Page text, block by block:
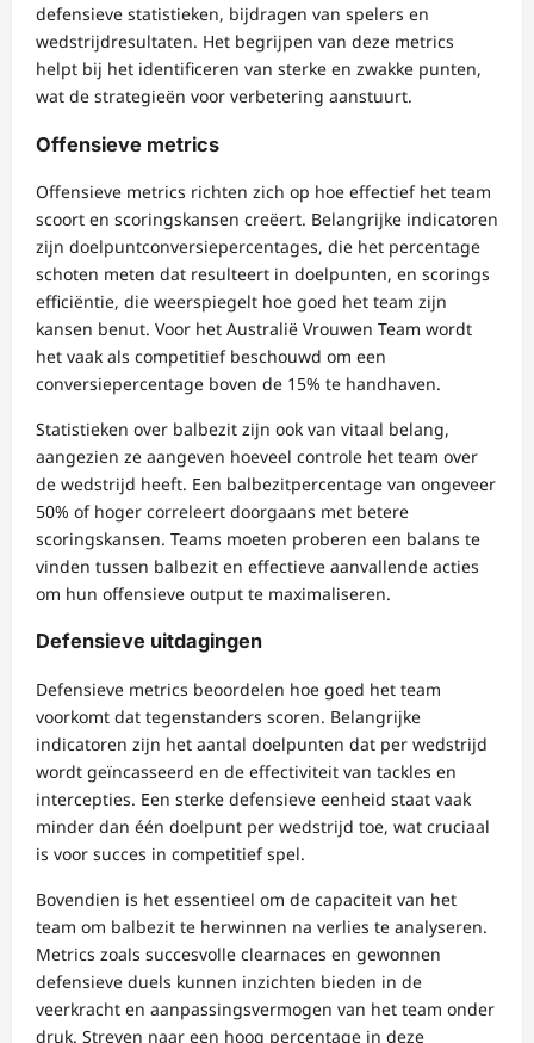
defensieve statistieken, bijdragen van spelers en
wedstrijdresultaten. Het begrijpen van deze metrics
helpt bij het identificeren van sterke en zwakke punten,
wat de strategieën voor verbetering aanstuurt.
Offensieve metrics
Offensieve metrics richten zich op hoe effectief het team
scoort en scoringskansen creëert. Belangrijke indicatoren
zijn doelpuntconversiepercentages, die het percentage
schoten meten dat resulteert in doelpunten, en scorings
efficiëntie, die weerspiegelt hoe goed het team zijn
kansen benut. Voor het Australië Vrouwen Team wordt
het vaak als competitief beschouwd om een
conversiepercentage boven de 15% te handhaven.
Statistieken over balbezit zijn ook van vitaal belang,
aangezien ze aangeven hoeveel controle het team over
de wedstrijd heeft. Een balbezitpercentage van ongeveer
50% of hoger correleert doorgaans met betere
scoringskansen. Teams moeten proberen een balans te
vinden tussen balbezit en effectieve aanvallende acties
om hun offensieve output te maximaliseren.
Defensieve uitdagingen
Defensieve metrics beoordelen hoe goed het team
voorkomt dat tegenstanders scoren. Belangrijke
indicatoren zijn het aantal doelpunten dat per wedstrijd
wordt geïncasseerd en de effectiviteit van tackles en
intercepties. Een sterke defensieve eenheid staat vaak
minder dan één doelpunt per wedstrijd toe, wat cruciaal
is voor succes in competitief spel.
Bovendien is het essentieel om de capaciteit van het
team om balbezit te herwinnen na verlies te analyseren.
Metrics zoals succesvolle clearnaces en gewonnen
defensieve duels kunnen inzichten bieden in de
veerkracht en aanpassingsvermogen van het team onder
druk. Streven naar een hoog percentage in deze